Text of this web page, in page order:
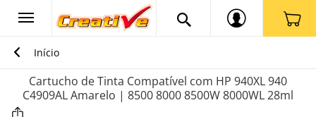
Início
Cartucho de Tinta Compatível com HP 940XL 940
C4909AL Amarelo | 8500 8000 8500W 8000WL 28ml